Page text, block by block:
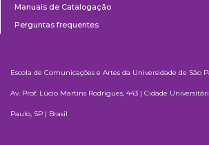
Manuais de Catalogação
Perguntas frequentes
Escola de Comunicações e Artes da Universidade de São
Av. Prof. Lúcio Martins Rodrigues, 443 | Cidade
Paulo, SP | Brasil